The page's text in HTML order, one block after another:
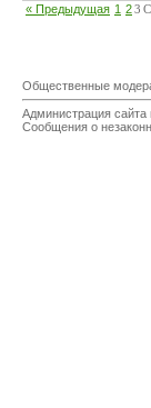
« Предыдущая 1 23
Общественные
Администрация
Сообщения о